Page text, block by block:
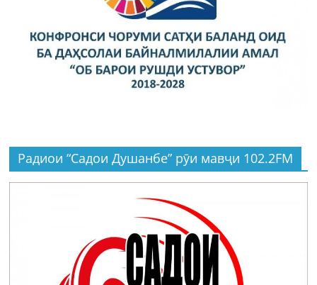
Радиои “Садои Душанбе” рӯи мавҷи 102.2FM